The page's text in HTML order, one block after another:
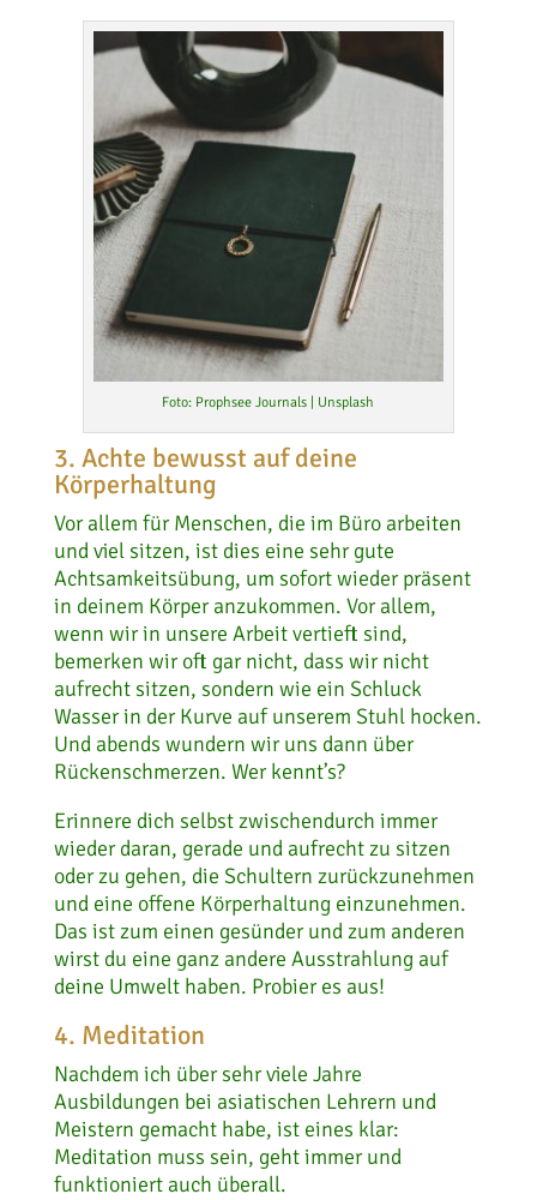
Foto: Prophsee Journals | Unsplash
3. Achte bewusst auf deine
Körperhaltung
Vor allem für Menschen, die im Büro arbeiten
und viel sitzen, ist dies eine sehr gute
Achtsamkeitsübung, um sofort wieder präsent
in deinem Körper anzukommen. Vor allem,
wenn wir in unsere Arbeit vertieft sind,
bemerken wir oft gar nicht, dass wir nicht
aufrecht sitzen, sondern wie ein Schluck
Wasser in der Kurve auf unserem Stuhl hocken.
Und abends wundern wir uns dann über
Rückenschmerzen. Wer kennt’s?
Erinnere dich selbst zwischendurch immer
wieder daran, gerade und aufrecht zu sitzen
oder zu gehen, die Schultern zurückzunehmen
und eine offene Körperhaltung einzunehmen.
Das ist zum einen gesünder und zum anderen
wirst du eine ganz andere Ausstrahlung auf
deine Umwelt haben. Probier es aus!
4. Meditation
Nachdem ich über sehr viele Jahre
Ausbildungen bei asiatischen Lehrern und
Meistern gemacht habe, ist eines klar:
Meditation muss sein, geht immer und
funktioniert auch überall.